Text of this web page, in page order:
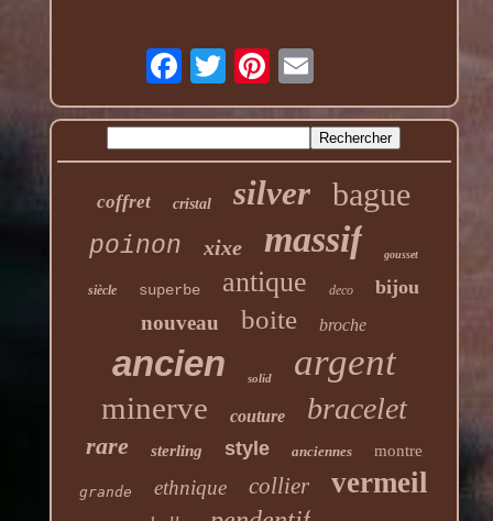
coffret cristal silver bague
poinon xixe massif gousset
siècle superbe antique deco bijou
nouveau boite broche
ancien solid argent
minerve couture bracelet
rare sterling style anciennes montre
grande ethnique collier vermeil